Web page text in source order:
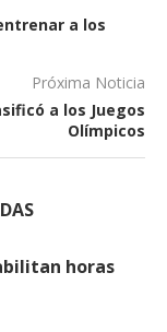
a los
Próxima Noticia
a los Juegos
Olímpicos
horas